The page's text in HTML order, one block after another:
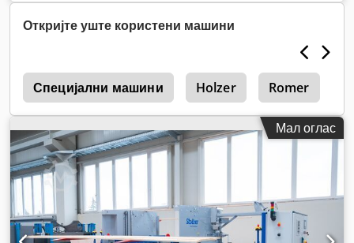
фреквенција:50 Hz,
Откријте уште користени машини
Специјални машини Holzer Romer
Мал оглас